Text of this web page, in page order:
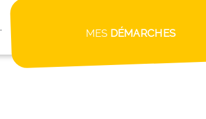
. MES DÉMARCHES